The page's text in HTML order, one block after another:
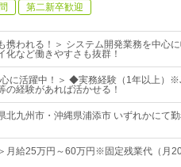
第二新卒歓迎
携われる！＞ システム開発業務を中心
など働きやすさも抜群！
に活躍中！＞ ◆実務経験（1年以上）
の経験があれば活かせる！
北九州市・沖縄県浦添市 いずれかにて
月給25万円～60万円※固定残業代（月